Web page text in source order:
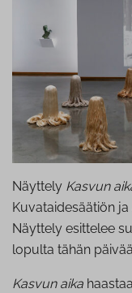
Näyttely Kasvun
Kuvataidesäätiön
Näyttely esittelee
lopulta tähän
Kasvun aika